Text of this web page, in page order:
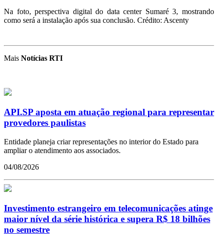
Na foto, perspectiva digital do data center Sumaré 3, mostrando
como será a instalação após sua conclusão. Crédito: Ascenty
Mais Notícias RTI
API.SP aposta em atuação regional para representar
provedores paulistas
Entidade planeja criar representações no interior do Estado para
ampliar o atendimento aos associados.
04/08/2026
Investimento estrangeiro em telecomunicações atinge
maior nível da série histórica e supera R$ 18 bilhões
no semestre